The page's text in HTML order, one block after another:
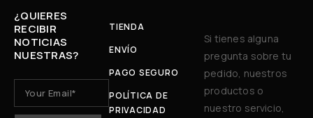
¿QUIERES
RECIBIR
NOTICIAS
NUESTRAS?
TIENDA
ENVÍO
PAGO SEGURO
POLÍTICA DE
PRIVACIDAD
Si tienes alguna
pregunta sobre tu
pedido, nuestros
productos o
nuestro servicio,